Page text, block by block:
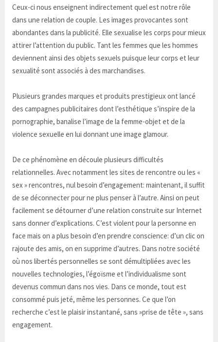
Ceux-ci nous enseignent indirectement quel est notre rôle
dans une relation de couple. Les images provocantes sont
abondantes dans la publicité. Elle sexualise les corps pour mieux
attirer l’attention du public. Tant les femmes que les hommes
deviennent ainsi des objets sexuels puisque leur corps et leur
sexualité sont associés à des marchandises.
Plusieurs grandes marques et produits prestigieux ont lancé
des campagnes publicitaires dont l’esthétique s’inspire de la
pornographie, banalise l’image de la femme-objet et de la
violence sexuelle en lui donnant une image glamour.
De ce phénomène en découle plusieurs difficultés
relationnelles. Avec notamment les sites de rencontre ou les «
sex » rencontres, nul besoin d’engagement: maintenant, il suffit
de se déconnecter pour ne plus penser à l’autre. Ainsi on peut
facilement se détourner d’une relation construite sur Internet
sans donner d’explications. C’est violent pour la personne en
face mais on a plus besoin d’en prendre conscience: d’un clic on
rajoute des amis, on en supprime d’autres. Dans notre société
où nos libertés personnelles se sont démultipliées avec les
nouvelles technologies, l’égoïsme et l’individualisme sont
devenus commun dans nos vies. Dans ce monde, tout est
consommé puis jeté, même les personnes. Ce que l’on
recherche c’est le plaisir instantané, sans »prise de tête », sans
engagement.